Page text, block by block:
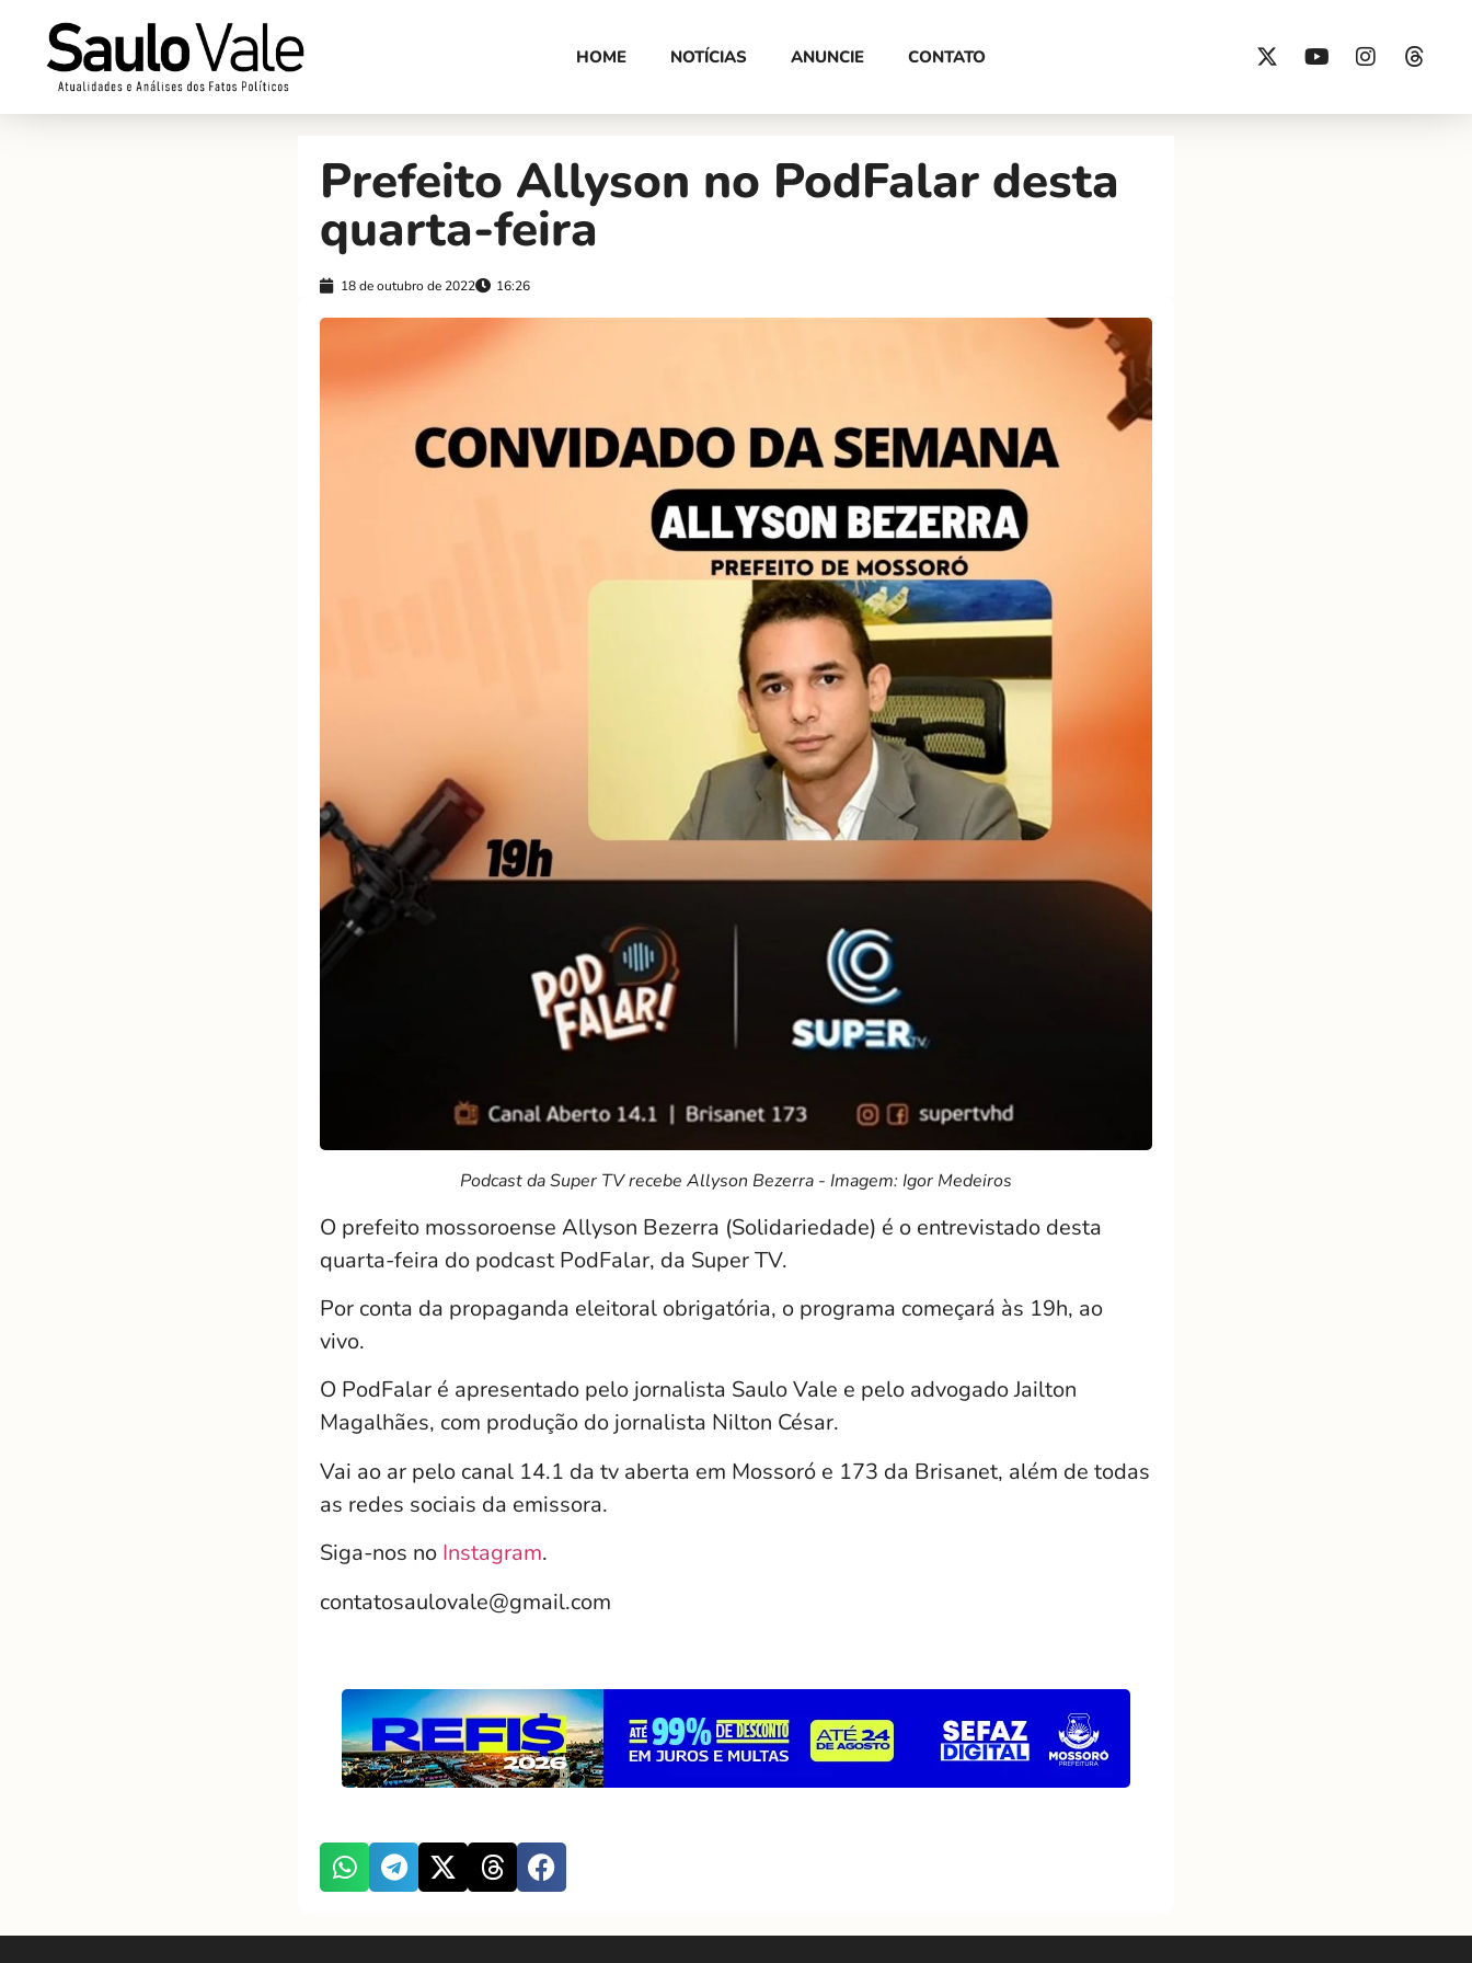
HOME NOTÍCIAS ANUNCIE CONTATO
Prefeito Allyson no PodFalar desta
quarta-feira
18 de outubro de 2022 16:26
Podcast da Super TV recebe Allyson Bezerra - Imagem: Igor Medeiros
O prefeito mossoroense Allyson Bezerra (Solidariedade) é o entrevistado desta
quarta-feira do podcast PodFalar, da Super TV.
Por conta da propaganda eleitoral obrigatória, o programa começará às 19h, ao
vivo.
O PodFalar é apresentado pelo jornalista Saulo Vale e pelo advogado Jailton
Magalhães, com produção do jornalista Nilton César.
Vai ao ar pelo canal 14.1 da tv aberta em Mossoró e 173 da Brisanet, além de todas
as redes sociais da emissora.
Siga-nos no Instagram.
contatosaulovale@gmail.com